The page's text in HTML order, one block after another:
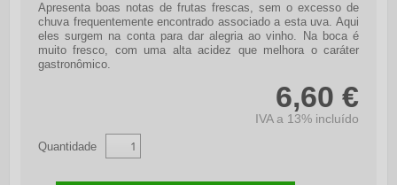
Apresenta boas notas de frutas frescas, sem o excesso de
chuva frequentemente encontrado associado a esta uva. Aqui
eles surgem na conta para dar alegria ao vinho. Na boca é
muito fresco, com uma alta acidez que melhora o caráter
gastronômico.
6,60 €
IVA a 13% incluído
Quantidade